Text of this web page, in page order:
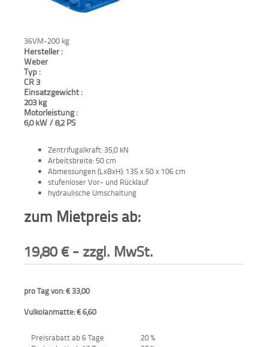
Kommunaltechnik
Sonstiges
Sonderaktionen
Aktionen
und
Anfahrt
36VM-200 kg
Hersteller :
Weber
Typ :
CR 3
Einsatzgewicht :
203 kg
Motorleistung :
6,0 kW / 8,2 PS
Zentrifugalkraft: 35,0 kN
Arbeitsbreite: 50 cm
Abmessungen (LxBxH): 135 x 50 x 106 cm
stufenloser Vor- und Rücklauf
hydraulische Umschaltung
zum Mietpreis ab:
19,80€- zzgl. MwSt.
pro Tag von: € 33,00
Vulkolanmatte: € 6,60
Preisrabatt ab 6 Tage
20 %